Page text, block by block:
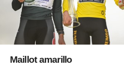
Maillot amarillo